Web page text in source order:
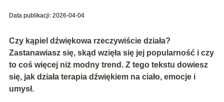
Data publikacji: 2026-04-04
Czy kąpiel dźwiękowa rzeczywiście działa?
Zastanawiasz się, skąd wzięła się jej popularność i czy
to coś więcej niż modny trend. Z tego tekstu dowiesz
się, jak działa terapia dźwiękiem na ciało, emocje i
umysł.